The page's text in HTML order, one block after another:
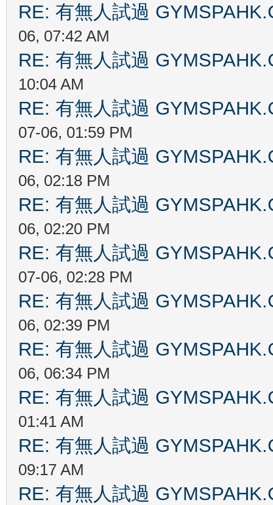
RE: 有無人試過
06, 07:42 AM
RE: 有無人試過
10:04 AM
RE: 有無人試過
07-06, 01:59 PM
RE: 有無人試過
06, 02:18 PM
RE: 有無人試過
06, 02:20 PM
RE: 有無人試過
07-06, 02:28 PM
RE: 有無人試過
06, 02:39 PM
RE: 有無人試過
06, 06:34 PM
RE: 有無人試過
01:41 AM
RE: 有無人試過
09:17 AM
RE: 有無人試過